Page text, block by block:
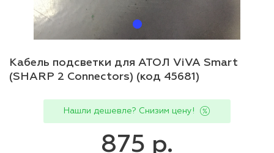
Кабель подсветки для АТОЛ ViVA Smart
(SHARP 2 Connectors) (код 45681)
Нашли дешевле? Снизим цену!
875 р.